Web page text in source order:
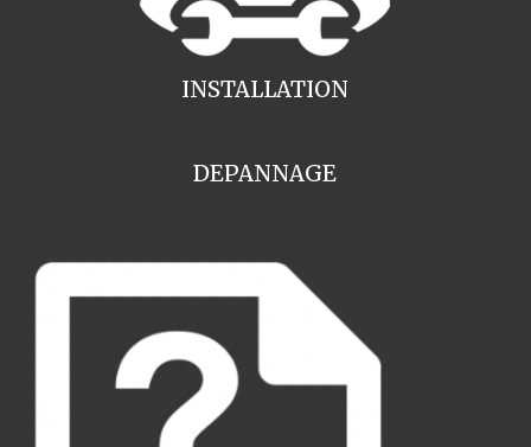
INSTALLATION
DEPANNAGE